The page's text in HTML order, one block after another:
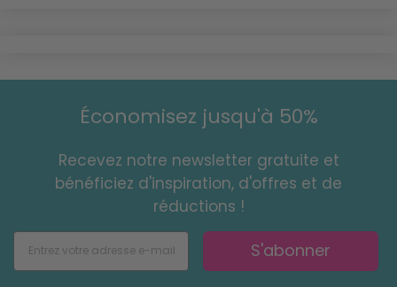
Économisez jusqu'à 50%
Recevez notre newsletter gratuite et
bénéficiez d'inspiration, d'offres et de
réductions !
S'abonner